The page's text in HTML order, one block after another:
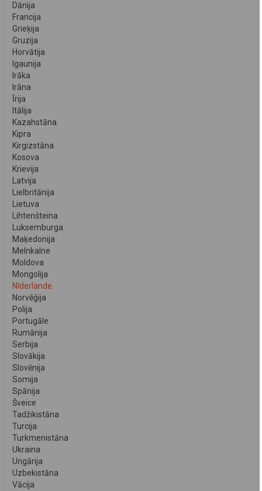
Dānija
Francija
Grieķija
Gruzija
Horvātija
Igaunija
Irāka
Irāna
Īrija
Itālija
Kazahstāna
Kipra
Kirgizstāna
Kosova
Krievija
Latvija
Lielbritānija
Lietuva
Lihtenšteina
Luksemburga
Maķedonija
Melnkalne
Moldova
Mongolija
Nīderlande
Norvēģija
Polija
Portugāle
Rumānija
Serbija
Slovākija
Slovēnija
Somija
Spānija
Šveice
Tadžikistāna
Turcija
Turkmenistāna
Ukraina
Ungārija
Uzbekistāna
Vācija